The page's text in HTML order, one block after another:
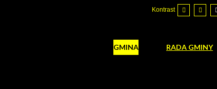
Kontrast
GMINA RADA GMINY